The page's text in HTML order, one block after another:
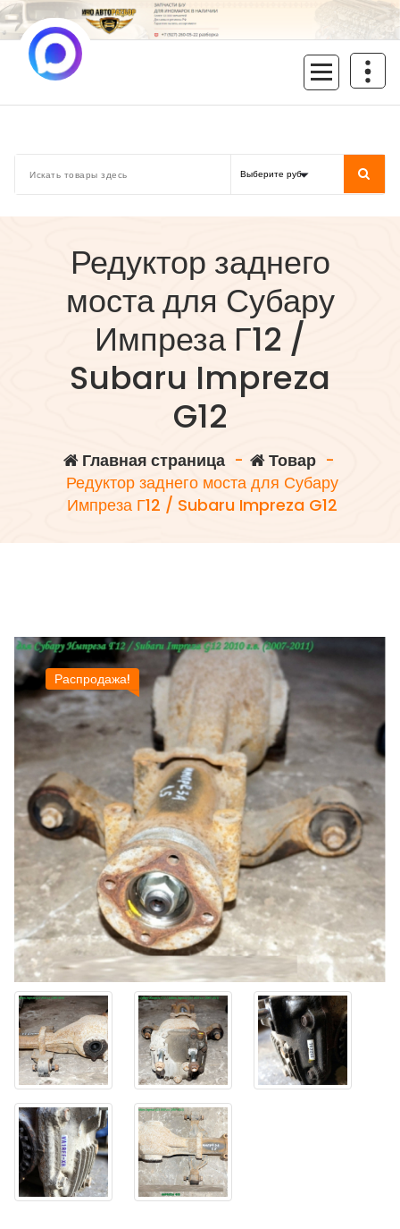
Перейти
к
содержимому
Редуктор заднего
моста для Субару
Импреза Г12 /
Subaru Impreza
G12
Главная страница- Товар-
Редуктор заднего моста для Субару
Импреза Г12 / Subaru Impreza G12
Распродажа!